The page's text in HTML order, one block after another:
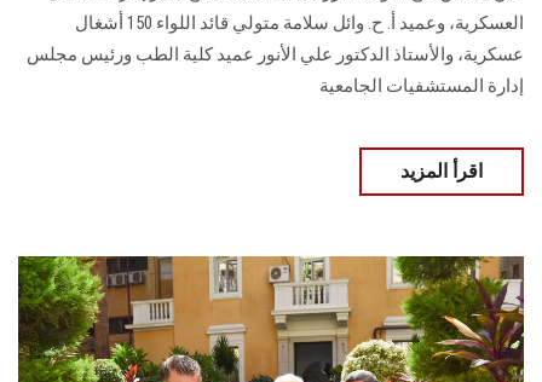
العسكرية، وعميد أ. ح. وائل سلامة متولي قائد اللواء 150 أشغال
عسكرية، والأستاذ الدكتور علي الأنور عميد كلية الطب ورئيس مجلس
إدارة المستشفيات الجامعية
اقرأ المزيد